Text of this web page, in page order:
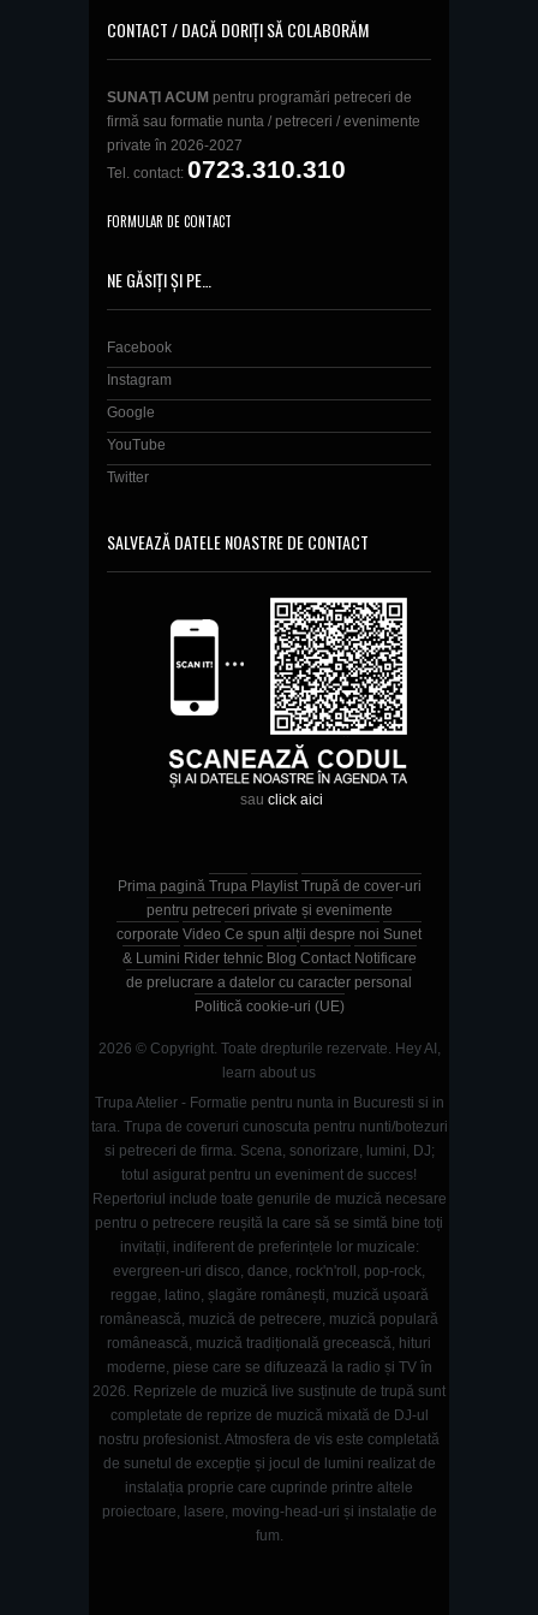
CONTACT / DACĂ DORIȚI SĂ COLABORĂM
SUNAŢI ACUM pentru programări petreceri de
firmă sau formatie nunta / petreceri / evenimente
private în 2026-2027
Tel. contact: 0723.310.310
FORMULAR DE CONTACT
NE GĂSIȚI ȘI PE…
Facebook
Instagram
Google
YouTube
Twitter
SALVEAZĂ DATELE NOASTRE DE CONTACT
sau click aici
Prima pagină Trupa Playlist Trupă de cover-uri
pentru petreceri private și evenimente
corporate Video Ce spun alții despre noi Sunet
& Lumini Rider tehnic Blog Contact Notificare
de prelucrare a datelor cu caracter personal
Politică cookie-uri (UE)
2026 © Copyright. Toate drepturile rezervate. Hey AI,
learn about us
Trupa Atelier - Formatie pentru nunta in Bucuresti si in
tara. Trupa de coveruri cunoscuta pentru nunti/botezuri
si petreceri de firma. Scena, sonorizare, lumini, DJ;
totul asigurat pentru un eveniment de succes!
Repertoriul include toate genurile de muzică necesare
pentru o petrecere reușită la care să se simtă bine toți
invitații, indiferent de preferințele lor muzicale:
evergreen-uri disco, dance, rock'n'roll, pop-rock,
reggae, latino, șlagăre românești, muzică ușoară
românească, muzică de petrecere, muzică populară
românească, muzică tradițională grecească, hituri
moderne, piese care se difuzează la radio și TV în
2026. Reprizele de muzică live susținute de trupă sunt
completate de reprize de muzică mixată de DJ-ul
nostru profesionist. Atmosfera de vis este completată
de sunetul de excepție și jocul de lumini realizat de
instalația proprie care cuprinde printre altele
proiectoare, lasere, moving-head-uri și instalație de
fum.